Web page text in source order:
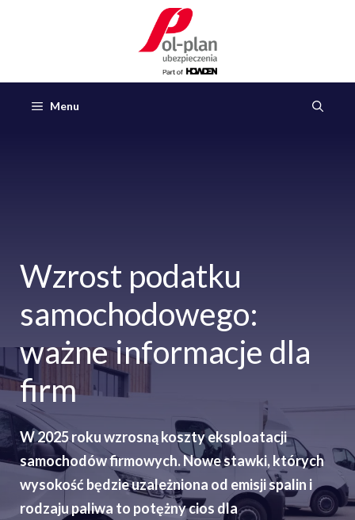
Menu
Wzrost podatku
samochodowego:
ważne informacje dla
firm
W 2025 roku wzrosną koszty eksploatacji
samochodów firmowych. Nowe stawki, których
wysokość będzie uzależniona od emisji spalin i
rodzaju paliwa to potężny cios dla